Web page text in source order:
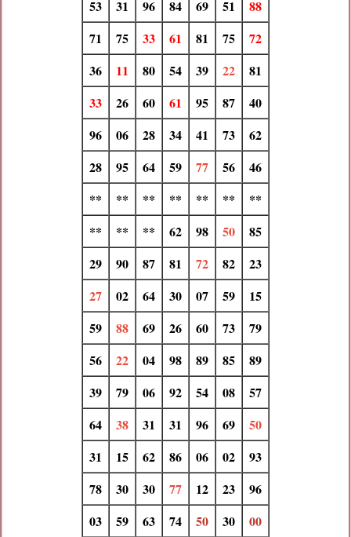
53 31 96 84 69 51
88
71
75 33 61 81 75
72
36
11 80 54 39 22
81
33
26 60 61 95 87
40
96
06 28 34 41 73
62
28
95 64 59 77 56
46
**
** ** ** ** **
**
**
** ** 62 98 50
85
29
90 87 81 72 82
23
27
02 64 30 07 59
15
59
88 69 26 60 73
79
56
22 04 98 89 85
89
39
79 06 92 54 08
57
64
38 31 31 96 69
50
31
15 62 86 06 02
93
78
30 30 77 12 23
96
03
59 63 74 50 30
00